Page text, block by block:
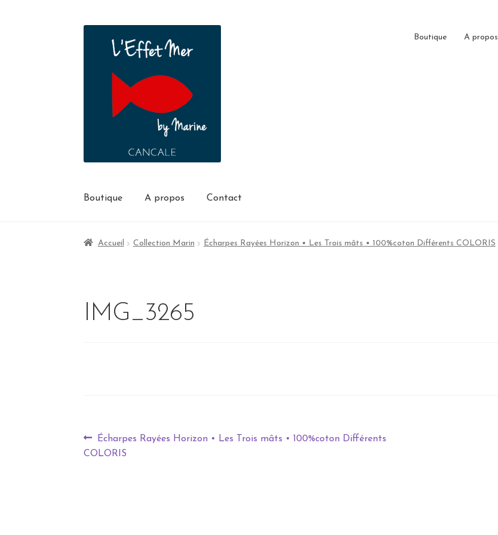
Boutique A propos
Boutique A propos Contact
Accueil Collection Marin Écharpes Rayées Horizon • Les Trois mâts • 100%coton Différents COLORIS
IMG_3265
Écharpes Rayées Horizon • Les Trois mâts • 100%coton Différents
COLORIS